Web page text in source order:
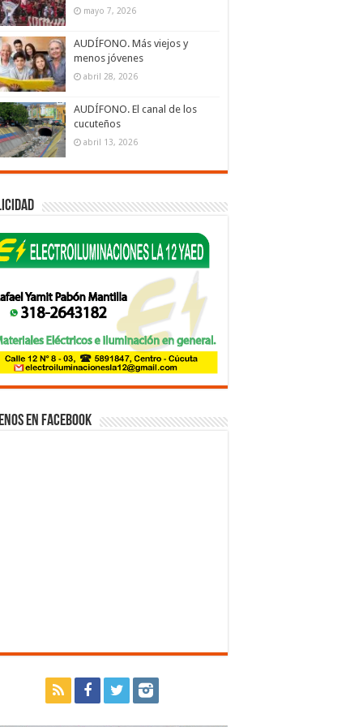
mayo 7, 2026
AUDÍFONO. Más viejos y
menos jóvenes
abril 28, 2026
AUDÍFONO. El canal de los
cucuteños
abril 13, 2026
en Facebook